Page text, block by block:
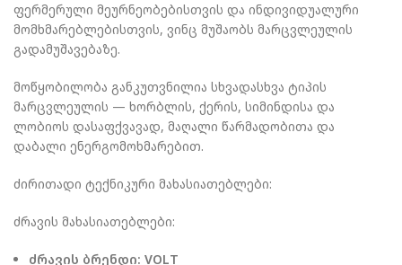
ფერმერული მეურნეობებისთვის და ინდივიდუალური
მომხმარებლებისთვის, ვინც მუშაობს მარცვლეულის
გადამუშავებაზე.
მოწყობილობა განკუთვნილია სხვადასხვა ტიპის
მარცვლეულის — ხორბლის, ქერის, სიმინდისა და
ლობიოს დასაფქვავად, მაღალი წარმადობითა და
დაბალი ენერგომოხმარებით.
ძირითადი ტექნიკური მახასიათებლები:
ძრავის მახასიათებლები:
ძრავის ბრენდი: VOLT